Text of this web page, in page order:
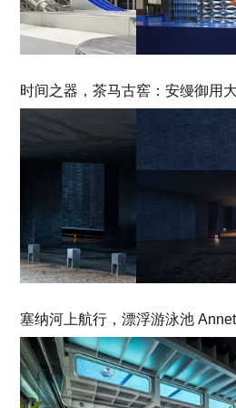
时间之器，茶马古窖：安缦御用
塞纳河上航行，漂浮游泳池